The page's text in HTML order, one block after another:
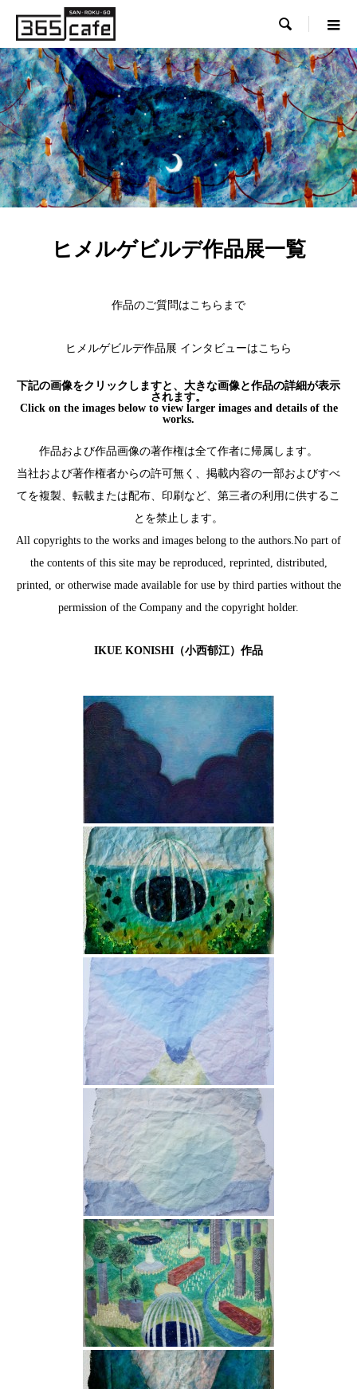

ヒメルゲビルデ作品展一覧
作品のご質問はこちらまで
ヒメルゲビルデ作品展 インタビューはこちら
下記の画像をクリックしますと、大きな画像と作品の詳細が表示
されます。
Click on the images below to view larger images and details of the
works.
作品および作品画像の著作権は全て作者に帰属します。
当社および著作権者からの許可無く、掲載内容の一部およびすべ
てを複製、転載または配布、印刷など、第三者の利用に供するこ
とを禁止します。
All copyrights to the works and images belong to the authors.No part of
the contents of this site may be reproduced, reprinted, distributed,
printed, or otherwise made available for use by third parties without the
permission of the Company and the copyright holder.
IKUE KONISHI（小西郁江）作品